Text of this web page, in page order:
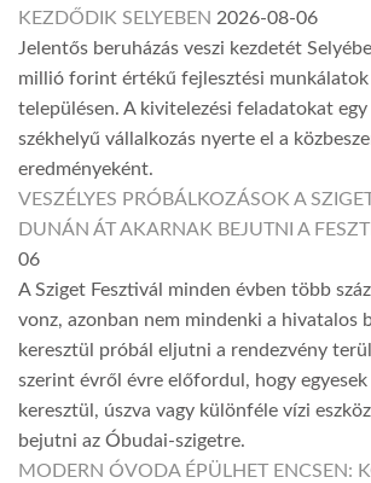
KEZDŐDIK SELYEBEN 2026-08-06
Jelentős beruházás veszi kezdetét
millió forint értékű fejlesztési munkálatok
településen. A kivitelezési feladatokat egy
székhelyű vállalkozás nyerte el a
eredményeként.
VESZÉLYES PRÓBÁLKOZÁSOK A
DUNÁN ÁT AKARNAK BEJUTNI A
06
A Sziget Fesztivál minden évben több
vonz, azonban nem mindenki a hivatalos
keresztül próbál eljutni a rendezvény
szerint évről évre előfordul, hogy egyesek
keresztül, úszva vagy különféle vízi
bejutni az Óbudai-szigetre.
MODERN ÓVODA ÉPÜLHET ENCSEN: